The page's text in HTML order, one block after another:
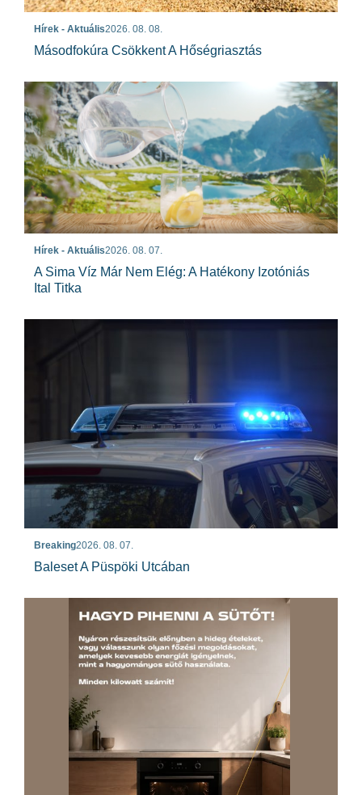
Hírek - Aktuális2026. 08. 08.
Másodfokúra Csökkent A Hőségriasztás
Hírek - Aktuális2026. 08. 07.
A Sima Víz Már Nem Elég: A Hatékony Izotóniás
Ital Titka
Breaking2026. 08. 07.
Baleset A Püspöki Utcában